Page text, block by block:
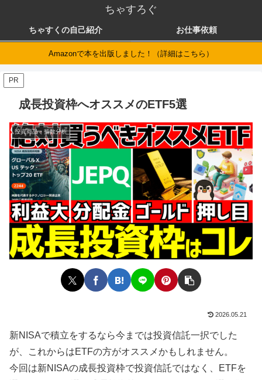
ちゃすろぐ
ちゃすくの自己紹介 お仕事依頼
Amazonで本を出版しました！（詳細はこちら）
PR
成長投資枠へオススメのETF5選
投資商品・指数分析
2026.05.21
新NISAで積立をするなら今までは投資信託一択でした
が、これからはETFの方がオススメかもしれません。
今回は新NISAの成長投資枠で投資信託ではなく、ETFを